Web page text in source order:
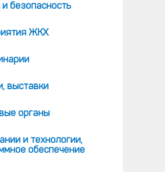
безопасность
ЖКХ
выставки
органы
и технологии,
обеспечение